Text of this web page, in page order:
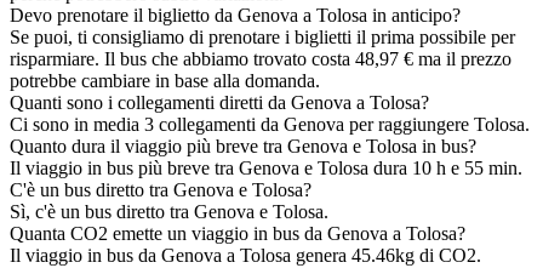
Devo prenotare il biglietto da Genova a Tolosa in anticipo?
Se puoi, ti consigliamo di prenotare i biglietti il prima possibile per
risparmiare. Il bus che abbiamo trovato costa 48,97 € ma il prezzo
potrebbe cambiare in base alla domanda.
Quanti sono i collegamenti diretti da Genova a Tolosa?
Ci sono in media 3 collegamenti da Genova per raggiungere Tolosa.
Quanto dura il viaggio più breve tra Genova e Tolosa in bus?
Il viaggio in bus più breve tra Genova e Tolosa dura 10 h e 55 min.
C'è un bus diretto tra Genova e Tolosa?
Sì, c'è un bus diretto tra Genova e Tolosa.
Quanta CO2 emette un viaggio in bus da Genova a Tolosa?
Il viaggio in bus da Genova a Tolosa genera 45.46kg di CO2.